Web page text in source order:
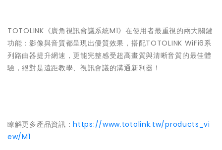
TOTOLINK《廣角視訊會議系統M1》在使用者最重視的兩大關鍵
功能：影像與音質都呈現出優質效果，搭配TOTOLINK WiFi6系
列路由器提升網速，更能完整感受超高畫質與清晰音質的最佳體
驗，絕對是遠距教學、視訊會議的溝通新利器！
瞭解更多產品資訊：https://www.totolink.tw/products_vi
ew/M1